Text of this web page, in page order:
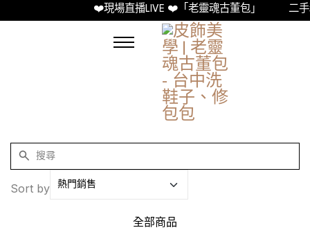
❤️現場直播LIVE ❤️「老靈魂古董包」 二手
Sort by
全部商品